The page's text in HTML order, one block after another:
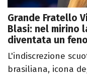
Grande Fratello
Blasi: nel mirino
diventata un
L'indiscrezione
brasiliana, icona